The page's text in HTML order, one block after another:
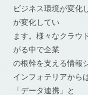
ビジネス環境が変化
が変化してい
ます。様々なクラウ
がる中で企業
の根幹を支える情報
インフォテリアから
「データ連携」と